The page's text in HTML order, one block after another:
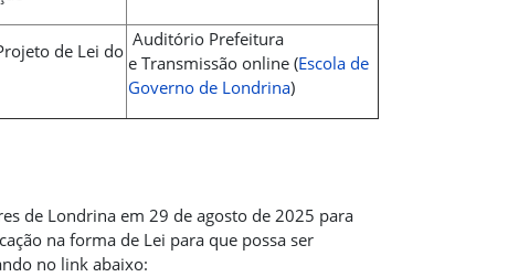
de Lei do
Auditório Prefeitura
e Transmissão online (Escola de
Governo de Londrina)
de Londrina em 29 de agosto de 2025 para
na forma de Lei para que possa ser
no link abaixo: